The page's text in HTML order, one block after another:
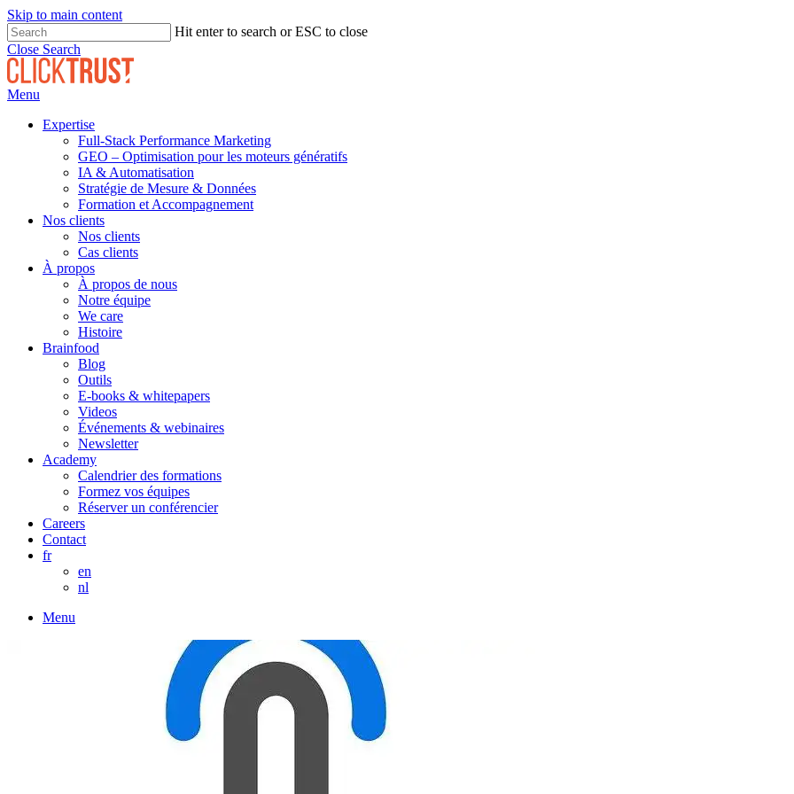
Skip to main content
Hit enter to search or ESC to close
Close Search
Menu
Expertise
Full-Stack Performance Marketing
GEO – Optimisation pour les moteurs génératifs
IA & Automatisation
Stratégie de Mesure & Données
Formation et Accompagnement
Nos clients
Nos clients
Cas clients
À propos
À propos de nous
Notre équipe
We care
Histoire
Brainfood
Blog
Outils
E-books & whitepapers
Videos
Événements & webinaires
Newsletter
Academy
Calendrier des formations
Formez vos équipes
Réserver un conférencier
Careers
Contact
fr
en
nl
Menu